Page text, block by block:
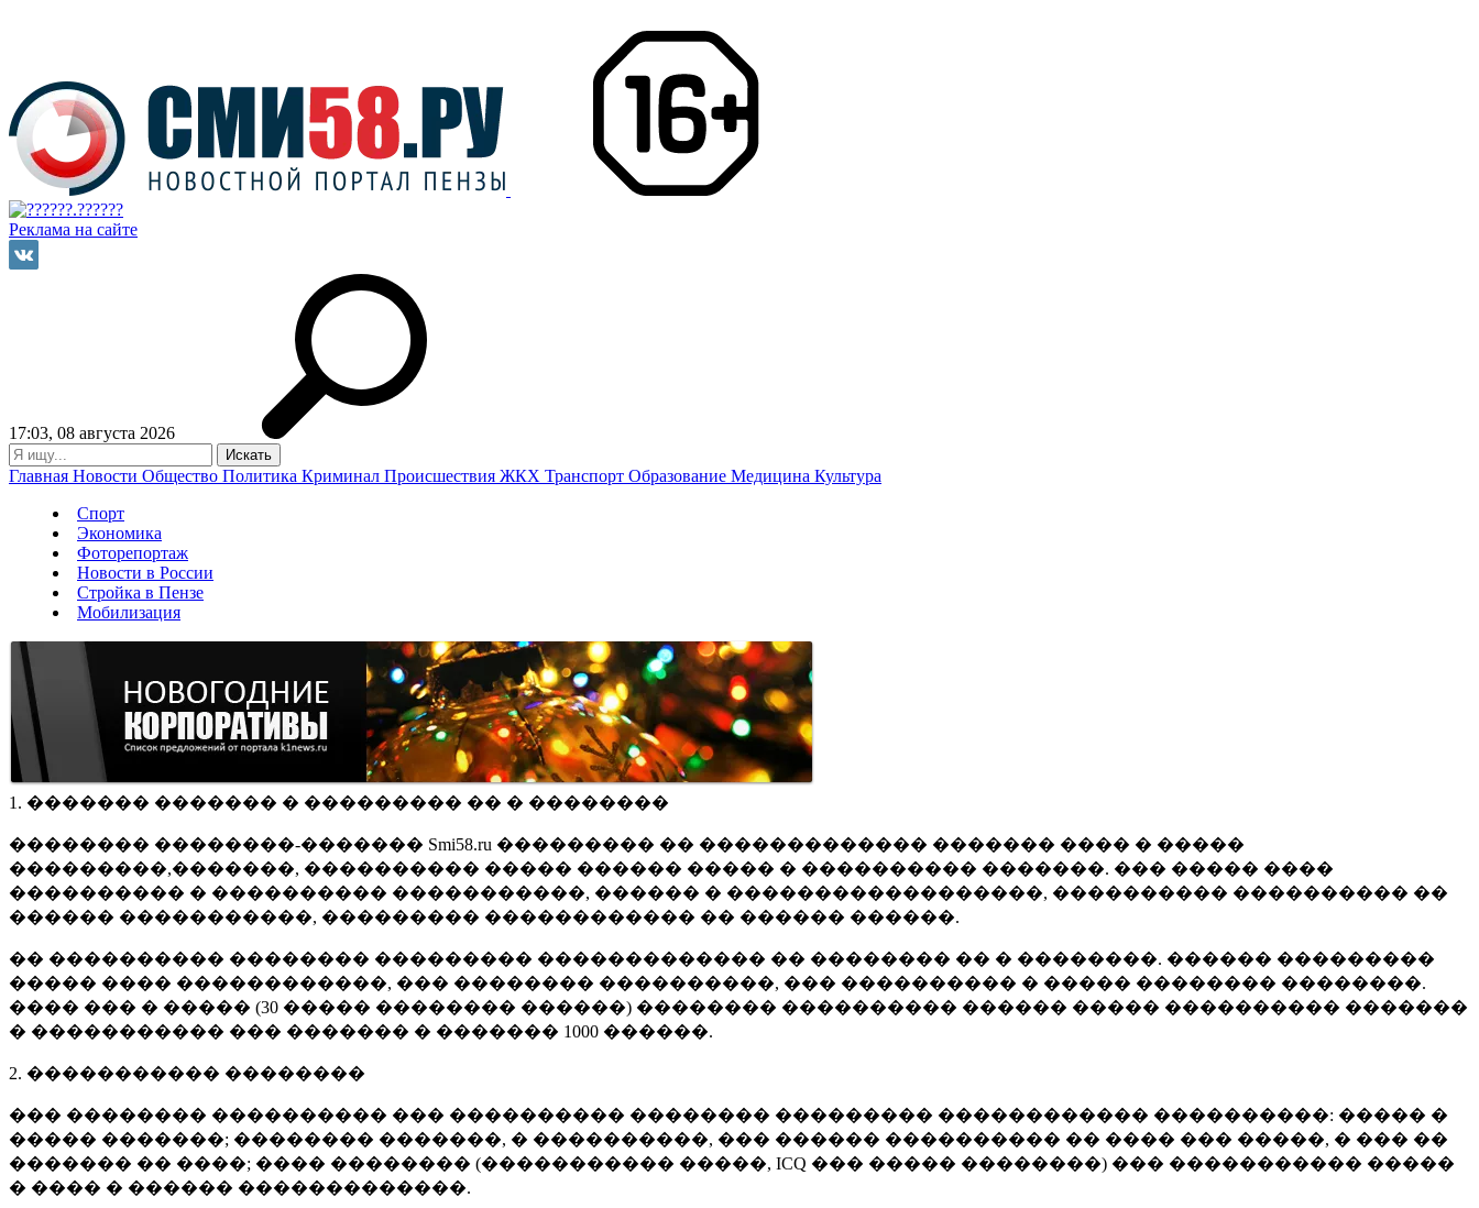
Реклама на сайте
17:03, 08 августа 2026
Главная Новости Общество Политика Криминал Происшествия ЖКХ Транспорт Образование Медицина Культура
Спорт
Экономика
Фоторепортаж
Новости в России
Стройка в Пензе
Мобилизация
1. ������� ������� � ��������� �� � ��������
�������� ��������-������� Smi58.ru ��������� �� ������������� ������� ���� � �����
���������,�������, ���������� ����� ������ ����� � ���������� �������. ��� ����� ����
���������� � ���������� �����������, ������ � ������������������, ���������� ���������� ��
������ �����������, ��������� ������������ �� ������ ������.
�� ���������� �������� ��������� ������������� �� �������� �� � ��������. ������ ���������
����� ���� ������������, ��� �������� ����������, ��� ���������� � ����� �������� ��������.
���� ��� � ����� (30 ����� �������� ������) �������� ���������� ������ ����� ���������� �������
� ����������� ��� ������� � ������� 1000 ������.
2. ����������� ��������
��� �������� ���������� ��� ���������� �������� ��������� ������������ ����������: ����� �
����� �������; �������� �������, � ����������, ��� ������ ���������� �� ���� ��� �����, � ��� ��
������� �� ����; ���� �������� (����������� �����, ICQ ��� ����� ��������) ��� ����������� �����
� ���� � ������ �������������.